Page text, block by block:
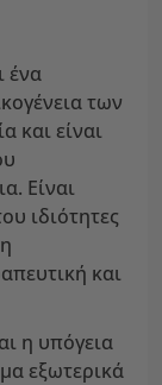
ένα
των
και είναι
Είναι
ιδιότητες
και
η υπόγεια
εξωτερικά